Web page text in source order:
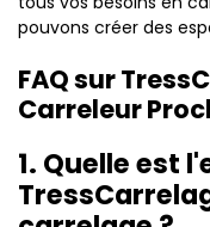
pouvons créer des
FAQ sur
Carreleur
1. Quelle est